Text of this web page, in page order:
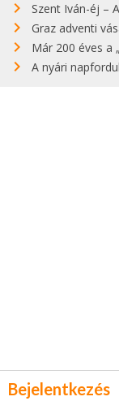
Szent Iván-éj –
Graz adventi
Már 200 éves a
A nyári napforduló éjjelén
Bejelentkezés